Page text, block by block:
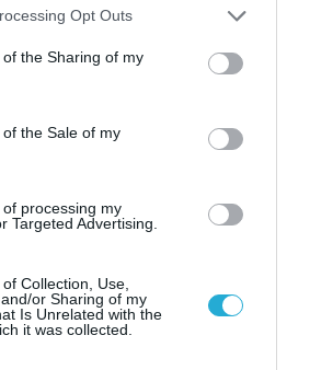
app uses one or more Google
or usage behaviour. You may click to
to Google and its third-party tags to
specified purposes in below Google
Opt Outs
the Sharing of my
the Sale of my
processing my
Targeted Advertising.
Collection, Use,
or Sharing of my
Is Unrelated with the
it was collected.
πεζοδρόμια» στην
παράνομα
κοινόχρηστους χώρους